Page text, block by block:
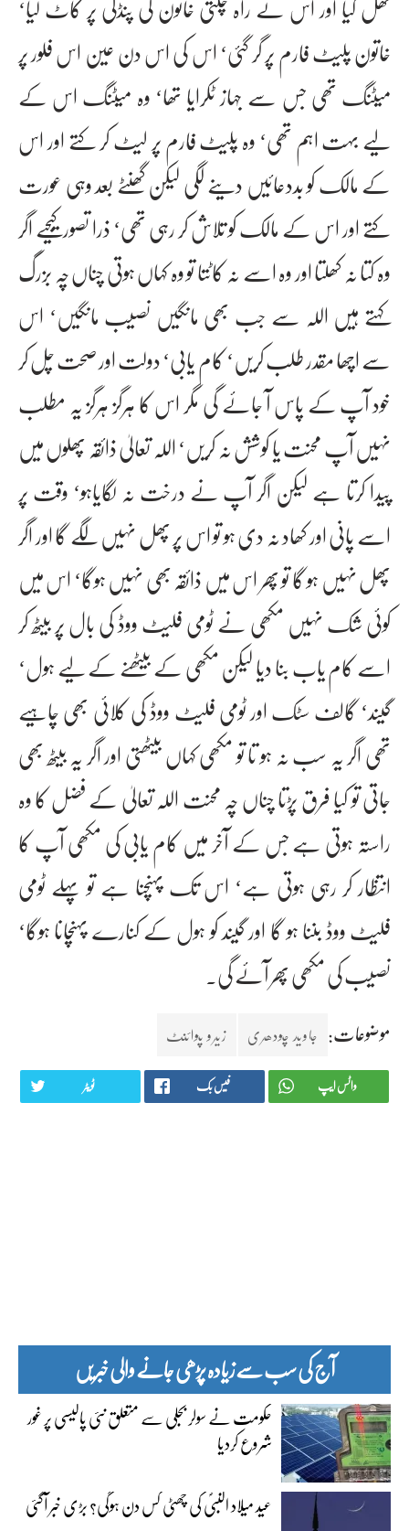
خاتون پلیٹ فارم پر گر گئی‘ اس کی اس دن عین اس فلور پر
میٹنگ تھی جس سے جہاز ٹکرایا تھا‘ وہ میٹنگ اس کے
لیے بہت اہم تھی‘ وہ پلیٹ فارم پر لیٹ کر کتے اور اس
کے مالک کو بددعائیں دینے لگی لیکن گھنٹے بعد وہی عورت
کتے اور اس کے مالک کو تلاش کر رہی تھی‘ ذرا تصور کیجیے اگر
وہ کتا نہ کھلتا اور وہ اسے نہ کاٹتا تو وہ کہاں ہوتی چناں چہ بزرگ
کہتے ہیں اللہ سے جب بھی مانگیں نصیب مانگیں‘ اس
سے اچھا مقدر طلب کریں‘ کام یابی‘ دولت اور صحت چل کر
خود آپ کے پاس آ جائے گی مگر اس کا ہرگز ہرگز یہ مطلب
نہیں آپ محنت یا کوشش نہ کریں‘ اللہ تعالیٰ ذائقہ پھلوں میں
پیدا کرتا ہے لیکن اگر آپ نے درخت نہ لگایاہو‘ وقت پر
اسے پانی اور کھاد نہ دی ہو تو اس پر پھل نہیں لگے گا اور اگر
پھل نہیں ہو گا تو پھر اس میں ذائقہ بھی نہیں ہوگا‘ اس میں
کوئی شک نہیں مکھی نے ٹومی فلیٹ ووڈ کی بال پر بیٹھ کر
اسے کام یاب بنا دیا لیکن مکھی کے بیٹھنے کے لیے ہول‘
گیند‘ گالف سٹک اور ٹومی فلیٹ ووڈ کی کلائی بھی چاہیے
تھی اگر یہ سب نہ ہو تا تو مکھی کہاں بیٹھتی اور اگر یہ بیٹھ بھی
جاتی تو کیا فرق پڑتا چناں چہ محنت اللہ تعالیٰ کے فضل کا وہ
راستہ ہوتی ہے جس کے آخر میں کام یابی کی مکھی آپ کا
انتظار کر رہی ہوتی ہے‘ اس تک پہنچنا ہے تو پہلے ٹومی
فلیٹ ووڈ بننا ہو گا اور گیند کو ہول کے کنارے پہنچانا ہوگا‘
نصیب کی مکھی پھر آئے گی۔
موضوعات: جاوید چودھری زیرو پوائنٹ
ٹویٹر فیس بک واٹس ایپ
آج کی سب سے زیادہ پڑھی جانے والی خبریں
حکومت نے سولر بجلی سے متعلق نئی پالیسی پر غور
شروع کردیا
عید میلاد النبیؐ کی چھٹی کس دن ہوگی؟ بڑی خبر آگئی